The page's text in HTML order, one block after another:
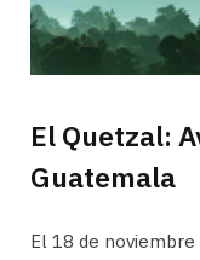
El Quetzal:
Guatemala
El 18 de